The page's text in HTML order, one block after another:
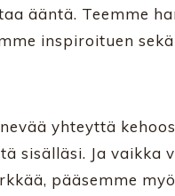
ääntä. Teemme
inspiroituen
yhteyttä
sisälläsi. Ja vaikka
pääsemme